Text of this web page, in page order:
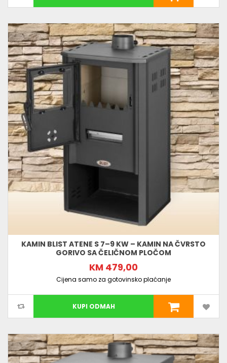
KAMIN BLIST ATENE S 7–9 KW – KAMIN NA ČVRSTO
GORIVO SA ČELIČNOM PLOČOM
KM 479,00
Cijena samo za gotovinsko plaćanje
KUPI ODMAH